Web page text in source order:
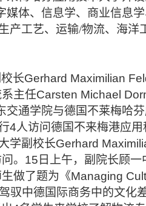
体、信息学、商业信息
产工艺、运输/物流、海洋
长Gerhard Maximilian
主任Carsten Michael
通学院与德国不莱梅哈芬
人访问德国不来梅港应用
学副校长Gerhard
15日上午，副院长顾一
做了题为《Managing
中德国际商务中的文化